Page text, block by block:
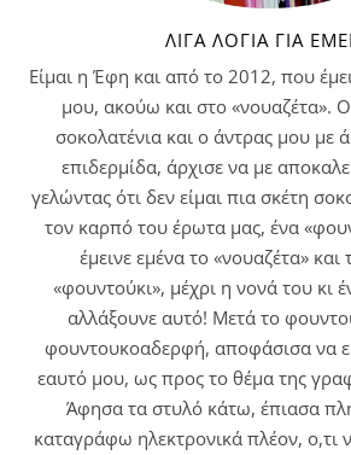
ΛΊΓΑ ΛΌΓΙΑ ΓΙΑ
Είμαι η Έφη και από το 2012, που
μου, ακούω και στο «νουαζέτα».
σοκολατένια και ο άντρας μου με
επιδερμίδα, άρχισε να με
γελώντας ότι δεν είμαι πια σκέτη
τον καρπό του έρωτα μας, ένα
έμεινε εμένα το «νουαζέτα»
«φουντούκι», μέχρι η νονά του κι
αλλάξουνε αυτό! Μετά το
φουντουκοαδερφή, αποφάσισα να
εαυτό μου, ως προς το θέμα της
Άφησα τα στυλό κάτω, έπιασα
καταγράφω ηλεκτρονικά πλέον,